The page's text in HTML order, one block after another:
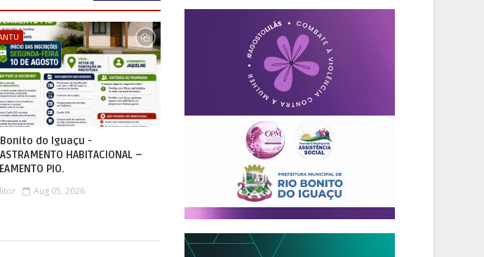
do Iguaçu -
HABITACIONAL –
PIO.
Aug 05, 2026